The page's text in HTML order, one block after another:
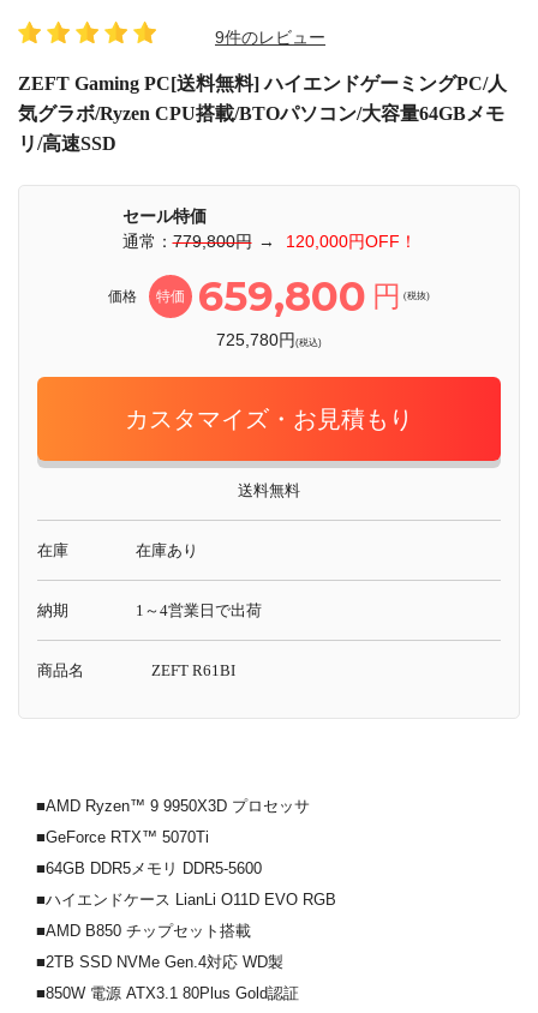
9件のレビュー
ZEFT Gaming PC[送料無料] ハイエンドゲーミングPC/人
気グラボ/Ryzen CPU搭載/BTOパソコン/大容量64GBメモ
リ/高速SSD
セール特価
通常：779,800円 → 120,000円OFF！
価格 特価 659,800 円 (税抜)
725,780円(税込)
カスタマイズ・お見積もり
送料無料
在庫 在庫あり
納期 1～4営業日で出荷
商品名 ZEFT R61BI
■AMD Ryzen™ 9 9950X3D プロセッサ
■GeForce RTX™ 5070Ti
■64GB DDR5メモリ DDR5-5600
■ハイエンドケース LianLi O11D EVO RGB
■AMD B850 チップセット搭載
■2TB SSD NVMe Gen.4対応 WD製
■850W 電源 ATX3.1 80Plus Gold認証